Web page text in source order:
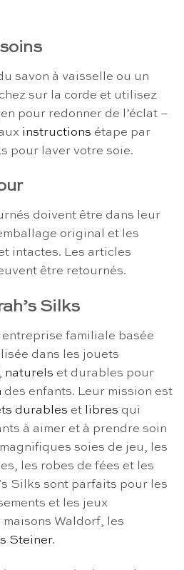
savon à vaisselle ou un
sur la corde et utilisez
pour redonner de l’éclat –
instructions étape par
pour laver votre soie.
doivent être dans leur
original et les
intactes. Les articles
être retournés.
Silks
entreprise familiale basée
dans les jouets
, naturels et durables pour
des enfants. Leur mission est
durables et libres qui
à aimer et à prendre soin
soies de jeu, les
les robes de fées et les
Silks sont parfaits pour les
et les jeux
Waldorf, les
Steiner.